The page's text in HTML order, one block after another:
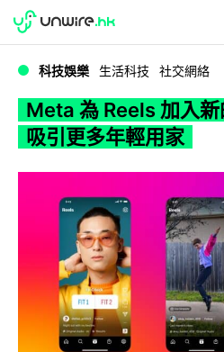
WWDC 2026
科技娛樂 生活科技 社交網絡
Meta 為 Reels 加入
吸引更多年輕用家